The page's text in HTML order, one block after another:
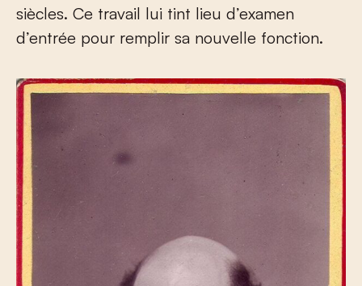
siècles. Ce travail lui tint lieu d’examen
d’entrée pour remplir sa nouvelle fonction.